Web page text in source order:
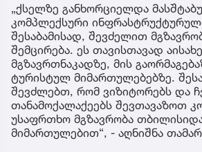
„ქსელზე განხორციელდა
კომპლექსური
შესაბამისად, შევძელით
შემცირება. ეს თავისთავად
მგზავრთნაკადზე, მის
ტურისტულ მიმართულებებზე.
შევძლებთ, რომ ვიზიტორებს და
თანამოქალაქეებს შევთავაზოთ
უსაფრთხო მგზავრობა
მიმართულებით“, - აღნიშნა